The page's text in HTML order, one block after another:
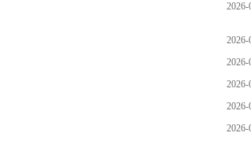
2026-
2026-
2026-
2026-
2026-
2026-